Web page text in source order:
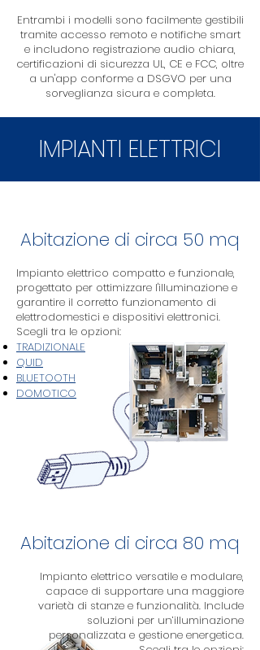
Entrambi i modelli sono facilmente gestibili
tramite accesso remoto e notifiche smart
e includono registrazione audio chiara,
certificazioni di sicurezza UL, CE e FCC, oltre
a un'app conforme a DSGVO per una
sorveglianza sicura e completa.
IMPIANTI ELETTRICI
Abitazione di circa 50 mq
Impianto elettrico compatto e funzionale,
progettato per ottimizzare l'illuminazione e
garantire il corretto funzionamento di
elettrodomestici e dispositivi elettronici.
Scegli tra le opzioni:
TRADIZIONALE
QUID
BLUETOOTH
DOMOTICO
Abitazione di circa 80 mq
Impianto elettrico versatile e modulare,
capace di supportare una maggiore
varietà di stanze e funzionalità. Include
soluzioni per un’illuminazione
personalizzata e gestione energetica.